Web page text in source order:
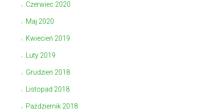
Czerwiec 2020
Maj 2020
Kwiecień 2019
Luty 2019
Grudzień 2018
Listopad 2018
Październik 2018